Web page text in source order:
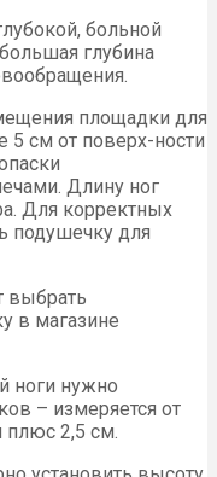
больной
глубина
площадки для
см от поверх-ности
Длину ног
Для корректных
подушечку для
выбрать
в магазине
ноги нужно
– измеряется от
плюс 2,5 см.